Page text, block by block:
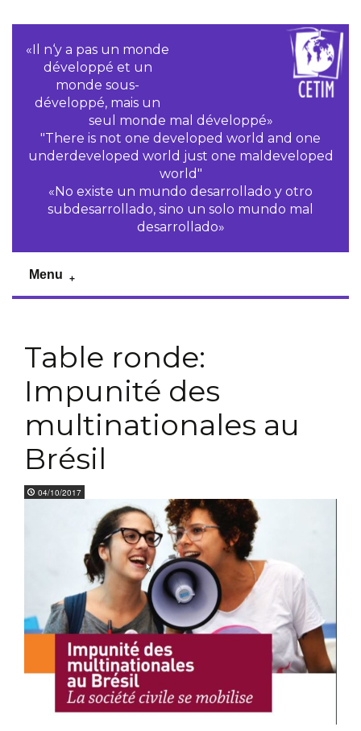
«Il n‘y a pas un monde
développé et un
monde sous-
développé, mais un
seul monde mal développé»
"There is not one developed world and one
underdeveloped world just one maldeveloped
world"
«No existe un mundo desarrollado y otro
subdesarrollado, sino un solo mundo mal
desarrollado»
Menu
Table ronde:
Impunité des
multinationales au
Brésil
04/10/2017